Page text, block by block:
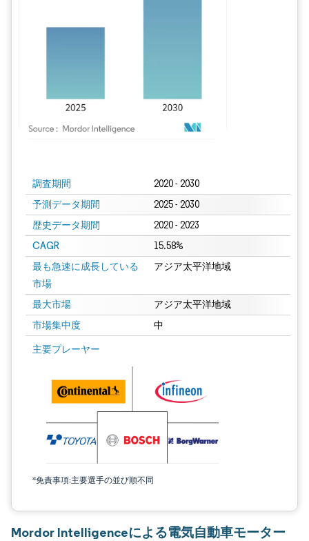
調査期間 2020 - 2030
予測データ期間 2025 - 2030
歴史データ期間 2020 - 2023
CAGR 15.58%
最も急速に成長している
市場
アジア太平洋地域
最大市場 アジア太平洋地域
市場集中度 中
主要プレーヤー
*免責事項:主要選手の並び順不同
Mordor Intelligenceによる電気自動車モーター